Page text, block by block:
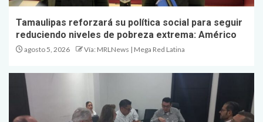
Tamaulipas reforzará su política social para seguir
reduciendo niveles de pobreza extrema: Américo
agosto 5, 2026 Vía: MRLNews | Mega Red Latina